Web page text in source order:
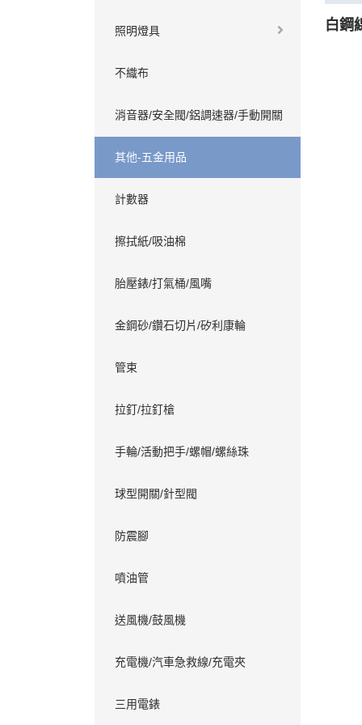
照明燈具
不織布
消音器/安全閥/鋁調速器/手動開關
其他-五金用品
計數器
擦拭紙/吸油棉
胎壓錶/打氣桶/風嘴
金鋼砂/鑽石切片/矽利康輪
管束
拉釘/拉釘槍
手輪/活動把手/螺帽/螺絲珠
球型開關/針型閥
防震腳
噴油管
送風機/鼓風機
充電機/汽車急救線/充電夾
三用電錶
白鋼